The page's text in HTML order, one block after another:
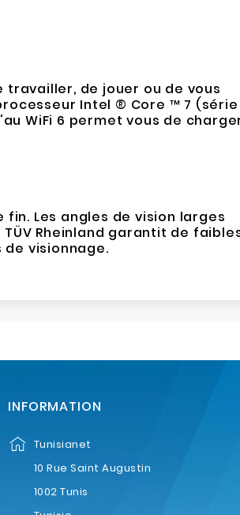
de jouer ou de vous
Intel ® Core ™ 7 (série
WiFi 6 permet vous de
Les angles de vision larges
Rheinland garantit de
visionnage.
INFORMATION
Tunisianet
10 Rue Saint Augustin
1002 Tunis